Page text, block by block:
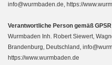
info@wurmbaden.de, https://
Verantwortliche Person gemäß GPSR
Wurmbaden Inh. Robert Siewert,
Brandenburg, Deutschland,
https://www.wurmbaden.de